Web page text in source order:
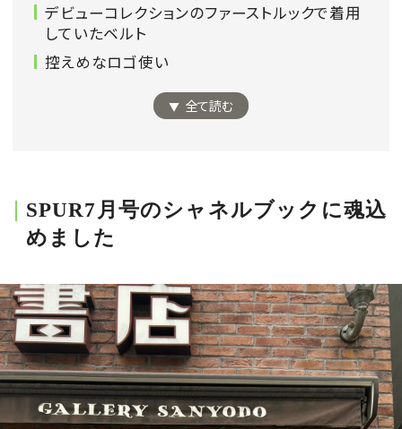
SDGs
Log in or Sign up
「The SPUR Club」。便利な機能と特典を無料で楽し
めます。
ログイン・新規会員登録
デビューコレクションのファーストルックで着用
していたベルト
控えめなロゴ使い
全て読む
SPUR7月号のシャネルブックに魂込
めました